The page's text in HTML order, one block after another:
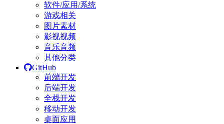
软件/应用/系统
游戏相关
图片素材
影视视频
音乐音频
其他分类
GitHub
前端开发
后端开发
全栈开发
移动开发
桌面应用